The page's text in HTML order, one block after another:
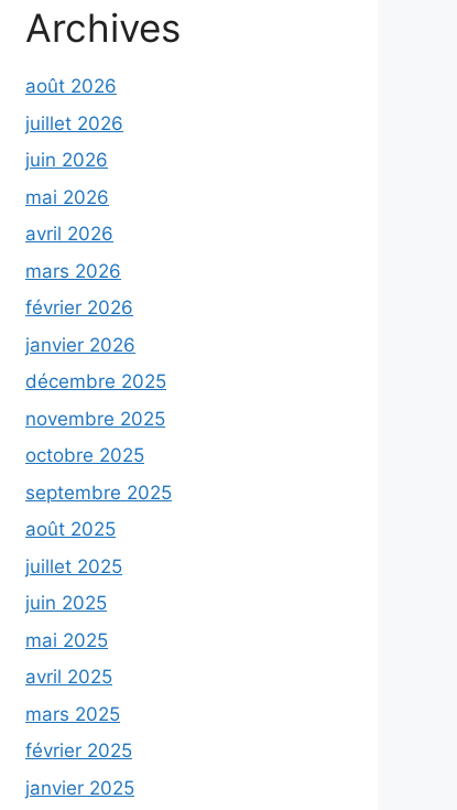
Archives
août 2026
juillet 2026
juin 2026
mai 2026
avril 2026
mars 2026
février 2026
janvier 2026
décembre 2025
novembre 2025
octobre 2025
septembre 2025
août 2025
juillet 2025
juin 2025
mai 2025
avril 2025
mars 2025
février 2025
janvier 2025